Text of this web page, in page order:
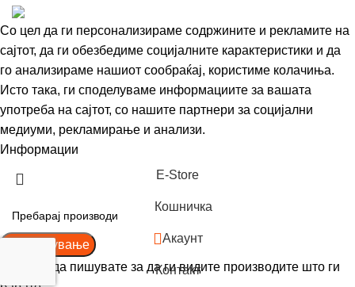
Со цел да ги персонализираме содржините и рекламите на
сајтот, да ги обезбедиме социјалните карактеристики и да
го анализираме нашиот сообраќај, користиме колачиња.
Исто така, ги споделуваме информациите за вашата
употреба на сајтот, со нашите партнери за социјални
медиуми, рекламирање и анализи.
Информации
Пребарување
Почнете да пишувате за да ги видите производите што ги
Е-Store
Кошничка
Акаунт
Контакт